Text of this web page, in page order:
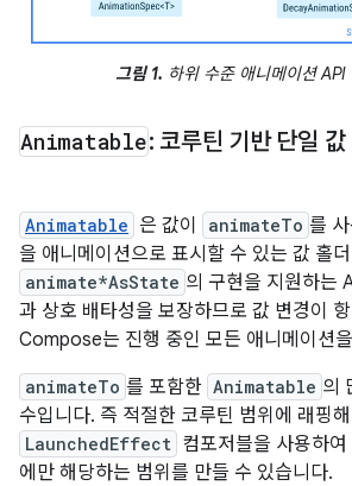
그림 1. 하위 수준 애니메이션 API
Animatable: 코루틴 기반 단일
Animatable 은 값이 animateTo 를
을 애니메이션으로 표시할 수 있는 값 홀
animate*AsState 의 구현을 지원하는
과 상호 배타성을 보장하므로 값 변경이
Compose는 진행 중인 모든 애니메이션
animateTo 를 포함한 Animatable 의
수입니다. 즉 적절한 코루틴 범위에 래핑
LaunchedEffect 컴포저블을 사용하
에만 해당하는 범위를 만들 수 있습니다.